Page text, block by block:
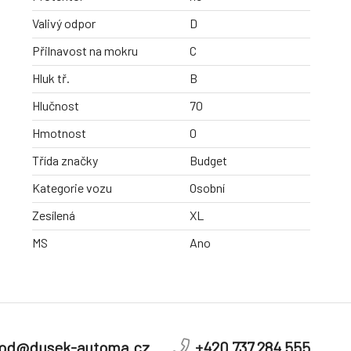
Valivý odpor
D
Přilnavost na mokru
C
Hluk tř.
B
Hlučnost
70
Hmotnost
0
Třída značky
Budget
Kategorie vozu
Osobní
Zesílená
XL
MS
Ano